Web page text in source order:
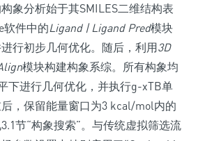
象分析始于其SMILES二维结构表
软件中的Ligand | Ligand Pred模块
行初步几何优化。随后，利用3D
模块构建构象系综。所有构象均
下进行几何优化，并执行g-xTB单
，保留能量窗口为3 kcal/mol内的
节“构象搜索”。与传统虚拟筛选流